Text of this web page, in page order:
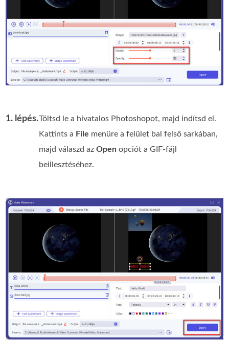
1. lépés.Töltsd le a hivatalos Photoshopot, majd indítsd el.
Kattints a File menüre a felület bal felső sarkában,
majd válaszd azOpen opciót a GIF-fájl
beillesztéséhez.